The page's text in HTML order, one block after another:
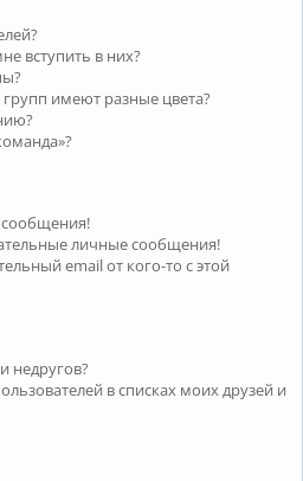
вступить в них?
имеют разные цвета?
личные сообщения!
email от кого-то с этой
недругов?
в списках моих друзей и